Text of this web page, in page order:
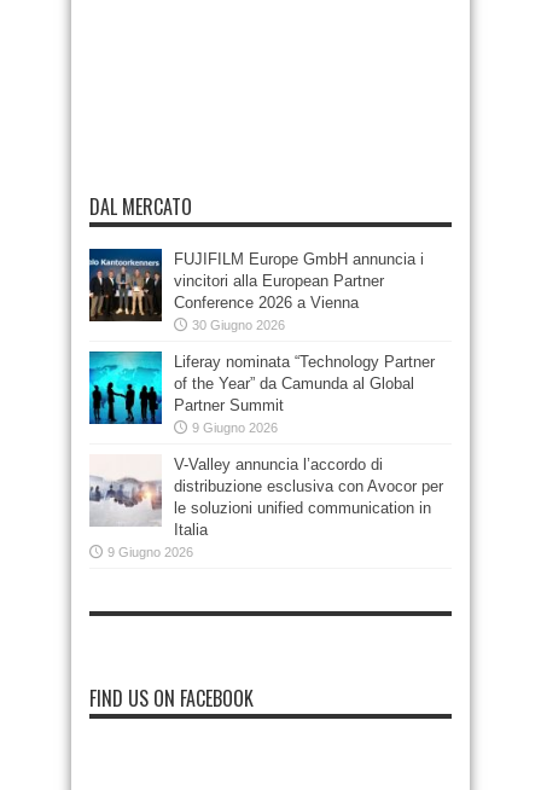
DAL MERCATO
FUJIFILM Europe GmbH annuncia i
vincitori alla European Partner
Conference 2026 a Vienna
30 Giugno 2026
Liferay nominata “Technology Partner
of the Year” da Camunda al Global
Partner Summit
9 Giugno 2026
V-Valley annuncia l’accordo di
distribuzione esclusiva con Avocor per
le soluzioni unified communication in
Italia
9 Giugno 2026
FIND US ON FACEBOOK